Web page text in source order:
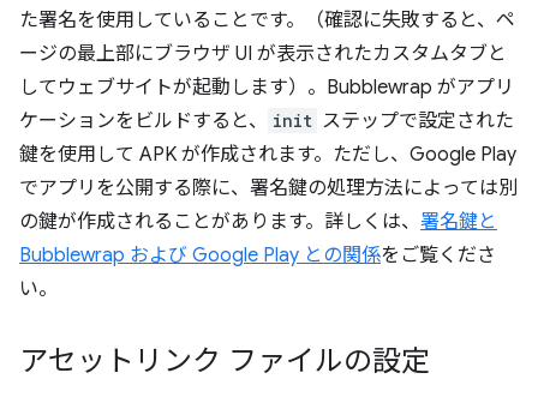
た署名を使用していることです。（確認に失敗すると、ペ
ージの最上部にブラウザ UI が表示されたカスタムタブと
してウェブサイトが起動します）。Bubblewrap がアプリ
ケーションをビルドすると、
init ステップで設定された
鍵を使用して APK が作成されます。ただし、Google Play
でアプリを公開する際に、署名鍵の処理方法によっては別
の鍵が作成されることがあります。詳しくは、 署名鍵と
Bubblewrap および Google Play との関係をご覧くださ
い。
アセットリンク ファイルの設定